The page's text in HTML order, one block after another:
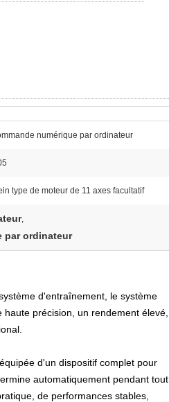
numérique par ordinateur
type de moteur de 11 axes facultatif
,
par ordinateur
d'entraînement, le système
précision, un rendement élevé,
d'un dispositif complet pour
automatiquement pendant tout
de performances stables,